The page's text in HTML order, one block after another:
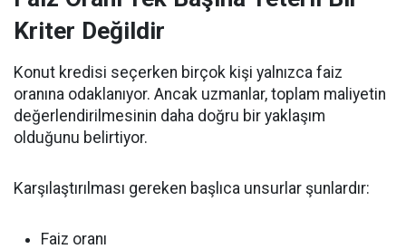
Kriter Değildir
Konut kredisi seçerken birçok kişi yalnızca faiz
oranına odaklanıyor. Ancak uzmanlar, toplam maliyetin
değerlendirilmesinin daha doğru bir yaklaşım
olduğunu belirtiyor.
Karşılaştırılması gereken başlıca unsurlar şunlardır:
Faiz oranı